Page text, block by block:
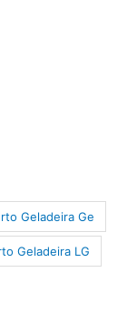
Geladeira Ge
Geladeira LG